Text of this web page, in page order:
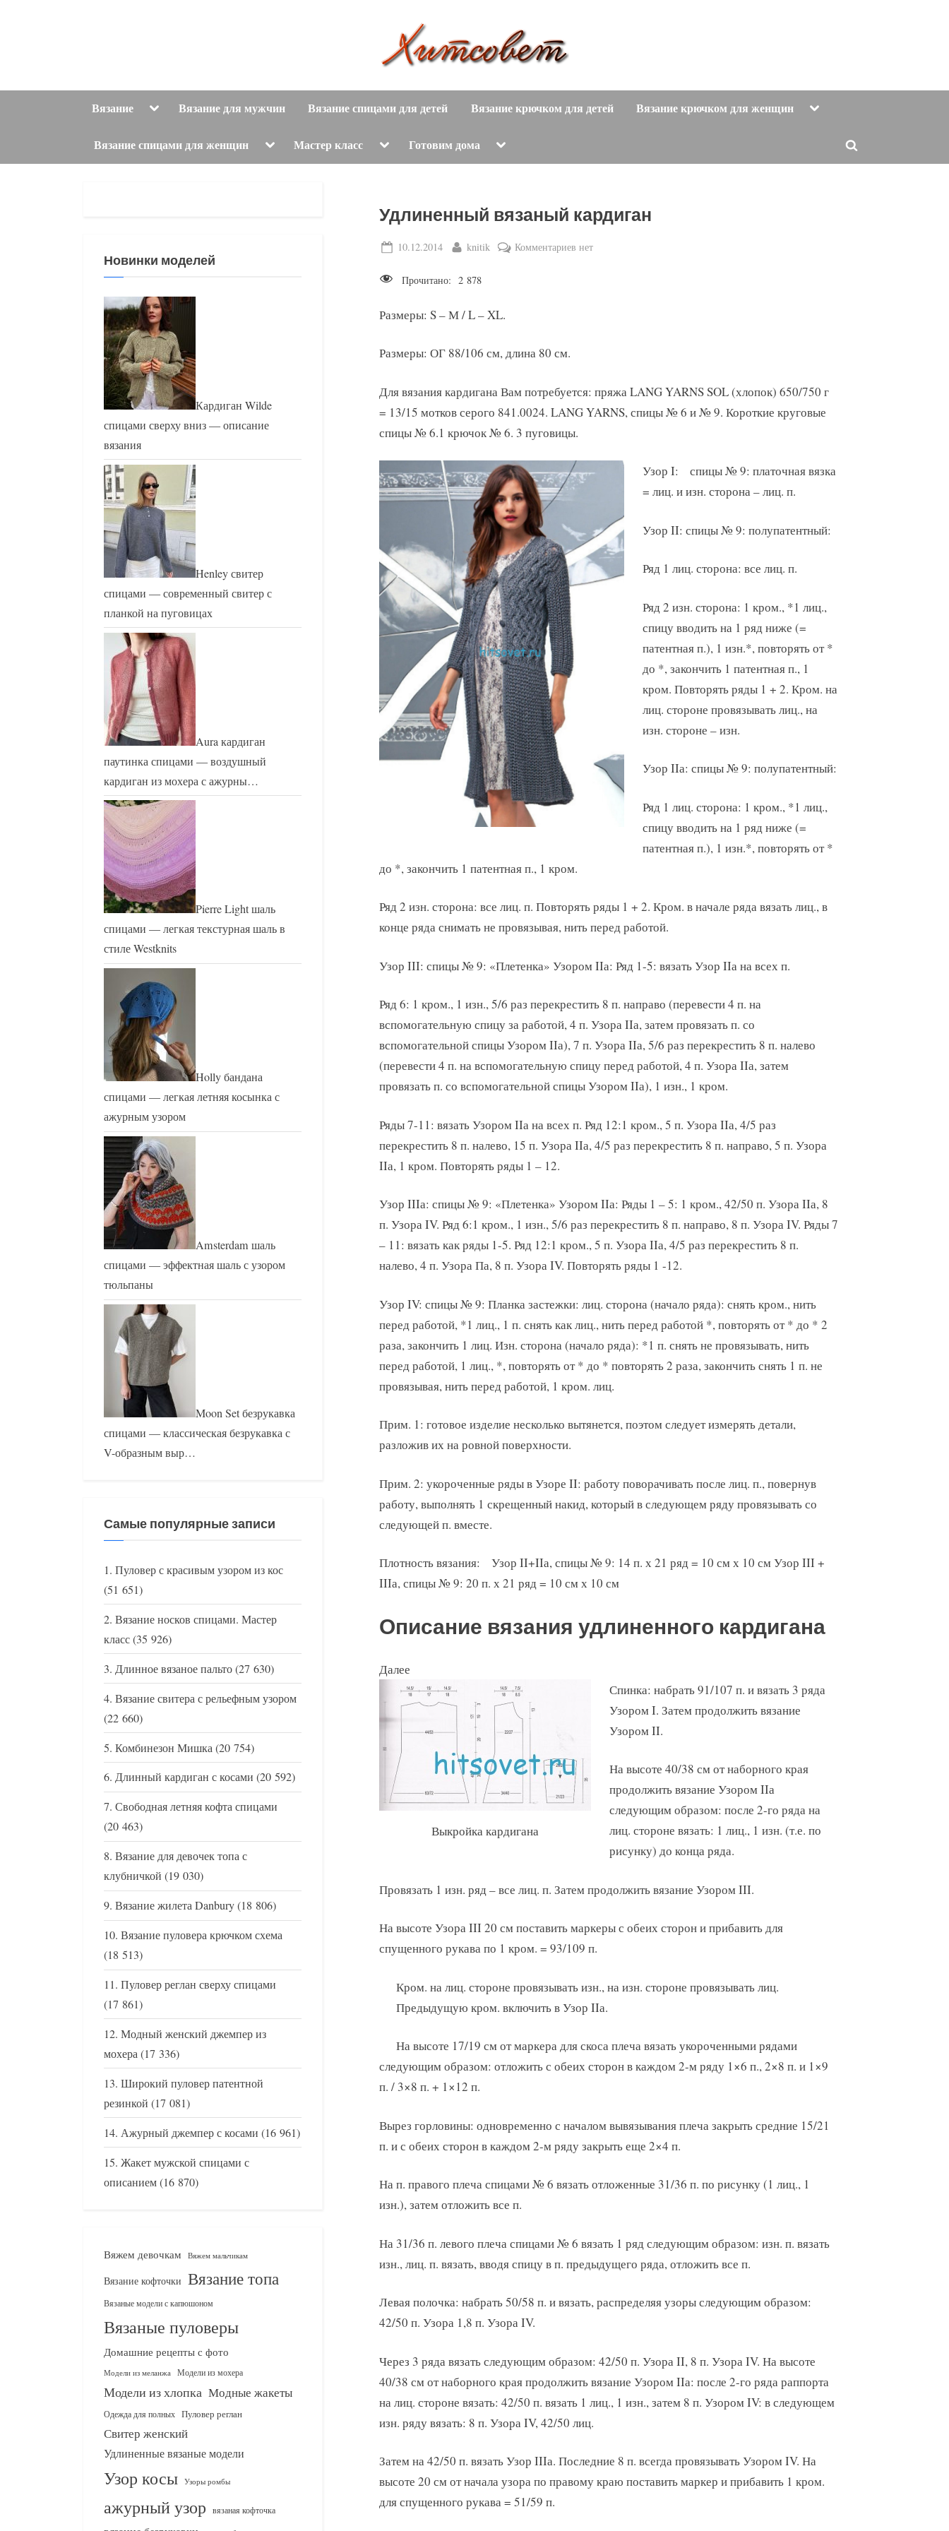
и
т
о
в
е
вязание
с
описанием
и
Вязание ToggleВязание для мужчин Вязание спицами для детей Вязание крючком для детей Вязание крючком для женщин Toggle
Вязание спицами для женщин Toggle
menu
Мастер класс Toggle
menu
Готовим дома Toggle
menu
Toggle
Удлиненный вязаный кардиган
Posted
10.12.2014 By
knitik Комментариев кнет
Прочитано: 2 878
Размеры: S – М / L – XL.
Размеры: ОГ 88/106 см, длина 80 см.
Для вязания кардигана Вам потребуется: пряжа LANG YARNS SOL (хлопок) 650/750 г
= 13/15 мотков серого 841.0024. LANG YARNS, спицы № 6 и № 9. Короткие круговые
спицы № 6.1 крючок № 6. 3 пуговицы.
Узор I: спицы № 9: платочная вязка
= лиц. и изн. сторона – лиц. п.
Узор II: спицы № 9: полупатентный:
Ряд 1 лиц. сторона: все лиц. п.
Ряд 2 изн. сторона: 1 кром., *1 лиц.,
спицу вводить на 1 ряд ниже (=
патентная п.), 1 изн.*, повторять от *
до *, закончить 1 патентная п., 1
кром. Повторять ряды 1 + 2. Кром. на
лиц. стороне провязывать лиц., на
изн. стороне – изн.
Узор IIа: спицы № 9: полупатентный:
Ряд 1 лиц. сторона: 1 кром., *1 лиц.,
спицу вводить на 1 ряд ниже (=
патентная п.), 1 изн.*, повторять от *
до *, закончить 1 патентная п., 1 кром.
Ряд 2 изн. сторона: все лиц. п. Повторять ряды 1 + 2. Кром. в начале ряда вязать лиц., в
конце ряда снимать не провязывая, нить перед работой.
Узор III: спицы № 9: «Плетенка» Узором IIа: Ряд 1-5: вязать Узор IIа на всех п.
Ряд 6: 1 кром., 1 изн., 5/6 раз перекрестить 8 п. направо (перевести 4 п. на
вспомогательную спицу за работой, 4 п. Узора IIа, затем провязать п. со
вспомогательной спицы Узором IIа), 7 п. Узора IIа, 5/6 раз перекрестить 8 п. налево
(перевести 4 п. на вспомогательную спицу перед работой, 4 п. Узора IIа, затем
провязать п. со вспомогательной спицы Узором IIа), 1 изн., 1 кром.
Ряды 7-11: вязать Узором IIа на всех п. Ряд 12:1 кром., 5 п. Узора IIа, 4/5 раз
перекрестить 8 п. налево, 15 п. Узора IIа, 4/5 раз перекрестить 8 п. направо, 5 п. Узора
IIа, 1 кром. Повторять ряды 1 – 12.
Узор IIIа: спицы № 9: «Плетенка» Узором IIа: Ряды 1 – 5: 1 кром., 42/50 п. Узора IIа, 8
п. Узора IV. Ряд 6:1 кром., 1 изн., 5/6 раз перекрестить 8 п. направо, 8 п. Узора IV. Ряды 7
– 11: вязать как ряды 1-5. Ряд 12:1 кром., 5 п. Узора IIа, 4/5 раз перекрестить 8 п.
налево, 4 п. Узора Па, 8 п. Узора IV. Повторять ряды 1 -12.
Узор IV: спицы № 9: Планка застежки: лиц. сторона (начало ряда): снять кром., нить
перед работой, *1 лиц., 1 п. снять как лиц., нить перед работой *, повторять от * до * 2
раза, закончить 1 лиц. Изн. сторона (начало ряда): *1 п. снять не провязывать, нить
перед работой, 1 лиц., *, повторять от * до * повторять 2 раза, закончить снять 1 п. не
провязывая, нить перед работой, 1 кром. лиц.
Прим. 1: готовое изделие несколько вытянется, поэтом следует измерять детали,
разложив их на ровной поверхности.
Прим. 2: укороченные ряды в Узоре II: работу поворачивать после лиц. п., повернув
работу, выполнять 1 скрещенный накид, который в следующем ряду провязывать со
следующей п. вместе.
Плотность вязания: Узор II+IIа, спицы № 9: 14 п. х 21 ряд = 10 см х 10 см Узор III +
IIIа, спицы № 9: 20 п. х 21 ряд = 10 см х 10 см
Описание вязания удлиненного кардигана
Далее
Выкройка кардигана
Спинка: набрать 91/107 п. и вязать 3 ряда
Узором I. Затем продолжить вязание
Узором II.
На высоте 40/38 см от наборного края
продолжить вязание Узором IIа
следующим образом: после 2-го ряда на
лиц. стороне вязать: 1 лиц., 1 изн. (т.е. по
рисунку) до конца ряда.
Провязать 1 изн. ряд – все лиц. п. Затем продолжить вязание Узором III.
На высоте Узора III 20 см поставить маркеры с обеих сторон и прибавить для
спущенного рукава по 1 кром. = 93/109 п.
Кром. на лиц. стороне провязывать изн., на изн. стороне провязывать лиц.
Предыдущую кром. включить в Узор IIа.
На высоте 17/19 см от маркера для скоса плеча вязать укороченными рядами
следующим образом: отложить с обеих сторон в каждом 2-м ряду 1×6 п., 2×8 п. и 1×9
п. / 3×8 п. + 1×12 п.
Вырез горловины: одновременно с началом вывязывания плеча закрыть средние 15/21
п. и с обеих сторон в каждом 2-м ряду закрыть еще 2×4 п.
На п. правого плеча спицами № 6 вязать отложенные 31/36 п. по рисунку (1 лиц., 1
изн.), затем отложить все п.
На 31/36 п. левого плеча спицами № 6 вязать 1 ряд следующим образом: изн. п. вязать
изн., лиц. п. вязать, вводя спицу в п. предыдущего ряда, отложить все п.
Левая полочка: набрать 50/58 п. и вязать, распределяя узоры следующим образом:
42/50 п. Узора 1,8 п. Узора IV.
Через 3 ряда вязать следующим образом: 42/50 п. Узора II, 8 п. Узора IV. На высоте
40/38 см от наборного края продолжить вязание Узором IIа: после 2-го ряда раппорта
на лиц. стороне вязать: 42/50 п. вязать 1 лиц., 1 изн., затем 8 п. Узором IV: в следующем
изн. ряду вязать: 8 п. Узора IV, 42/50 лиц.
Затем на 42/50 п. вязать Узор IIIа. Последние 8 п. всегда провязывать Узором IV. На
высоте 20 см от начала узора по правому краю поставить маркер и прибавить 1 кром.
для спущенного рукава = 51/59 п.
Новинки моделей
Кардиган Wilde
спицами сверху вниз — описание
вязания
Henley свитер
спицами — современный свитер с
планкой на пуговицах
Aura кардиган
паутинка спицами — воздушный
кардиган из мохера с ажурны…
Pierre Light шаль
спицами — легкая текстурная шаль в
стиле Westknits
Holly бандана
спицами — легкая летняя косынка с
ажурным узором
Amsterdam шаль
спицами — эффектная шаль с узором
тюльпаны
Moon Set безрукавка
спицами — классическая безрукавка с
V-образным выр…
Самые популярные записи
Пуловер с красивым узором из кос
(51 651)
Вязание носков спицами. Мастер
класс(35 926)
Длинное вязаное пальто(27 630)
Вязание свитера с рельефным узором
(22 660)
Комбинезон Мишка(20 754)
Длинный кардиган с косами (20 592)
Свободная летняя кофта спицами
(20 463)
Вязание для девочек топа с
клубничкой (19 030)
Вязание жилета Danbury(18 806)
Вязание пуловера крючком схема
(18 513)
Пуловер реглан сверху спицами
(17 861)
Модный женский джемпер из
мохера(17 336)
Широкий пуловер патентной
резинкой (17 081)
Ажурный джемпер с косами (16 961)
Жакет мужской спицами с
описанием(16 870)
Вяжем девочкам Вяжем мальчикам
Вязание кофточки Вязание топа
Вязаные модели с капюшоном
Вязаные пуловеры
Домашние рецепты с фото
Модели из меланжа Модели из мохера
Модели из хлопка Модные жакеты
Одежда для полных Пуловер реглан
Свитер женский
Удлиненные вязаные модели
Узор косы Узоры ромбы
ажурный узор вязаная кофточка